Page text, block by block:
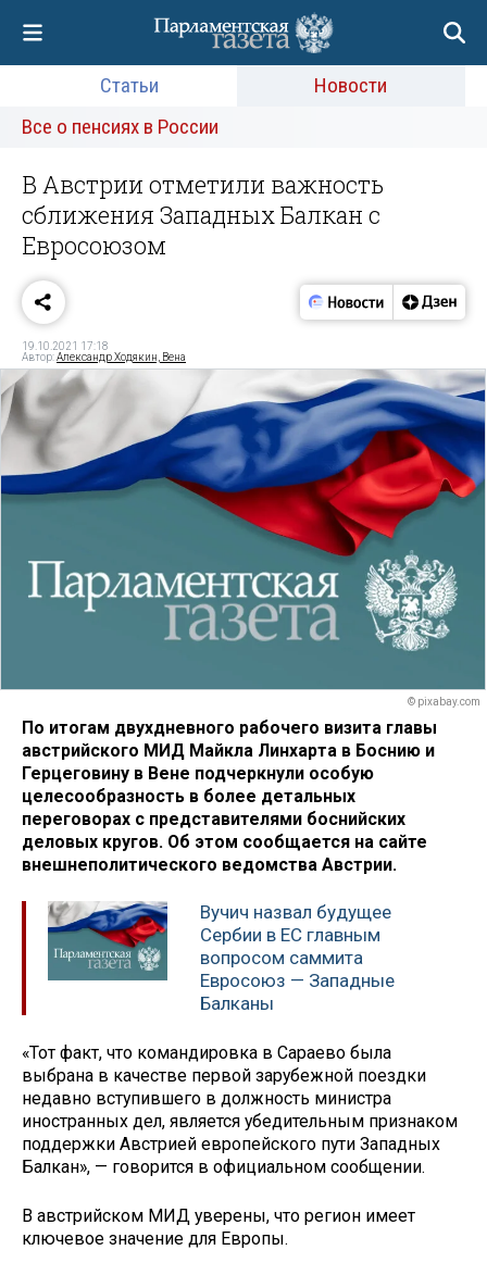
Статьи
Новости
Все о пенсиях в России
В Австрии отметили важность
сближения Западных Балкан с
Евросоюзом
19.10.2021 17:18
Автор:Александр Ходякин, Вена
© pixabay.com
По итогам двухдневного рабочего визита главы
австрийского МИД Майкла Линхарта в Боснию и
Герцеговину в Вене подчеркнули особую
целесообразность в более детальных
переговорах с представителями боснийских
деловых кругов. Об этом сообщается на сайте
внешнеполитического ведомства Австрии.
Вучич назвал будущее
Сербии в ЕС главным
вопросом саммита
Евросоюз — Западные
Балканы
«Тот факт, что командировка в Сараево была
выбрана в качестве первой зарубежной поездки
недавно вступившего в должность министра
иностранных дел, является убедительным признаком
поддержки Австрией европейского пути Западных
Балкан», — говорится в официальном сообщении.
В австрийском МИД уверены, что регион имеет
ключевое значение для Европы.